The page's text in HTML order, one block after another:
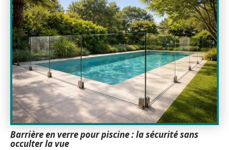
Barrière en verre pour piscine : la sécurité sans
occulter la vue